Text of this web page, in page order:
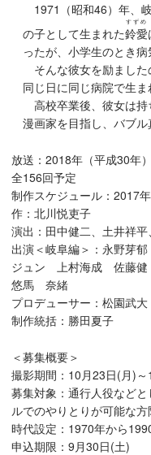
1971（昭和46）年、
の子として生まれた鈴愛
すずめ
ったが、小学生のとき病
そんな彼女を励ました
同じ日に同じ病院で生ま
高校卒業後、彼女は持
漫画家を目指し、バブ
放送：2018年（平成30年
全156回予定
制作スケジュール：2017
作：北川悦吏子
演出：田中健二、土井祥
出演＜岐阜編＞：永野
ジュン 上村海成 佐藤
悠馬 奈緒
プロデューサー：松園武大
制作統括：勝田夏子
＜募集概要＞
撮影期間：10月23日(月)
募集対象：通行人役など
ルでのやりとりが可能な方
時代設定：1970年から
申込期限：9月30日(土)